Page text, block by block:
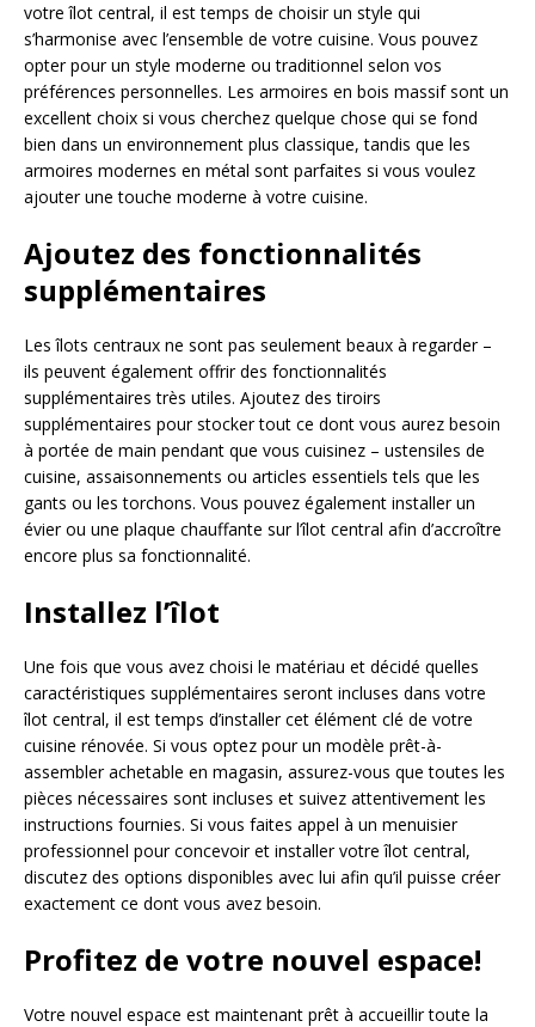
votre îlot central, il est temps de choisir un style qui
s’harmonise avec l’ensemble de votre cuisine. Vous pouvez
opter pour un style moderne ou traditionnel selon vos
préférences personnelles. Les armoires en bois massif sont un
excellent choix si vous cherchez quelque chose qui se fond
bien dans un environnement plus classique, tandis que les
armoires modernes en métal sont parfaites si vous voulez
ajouter une touche moderne à votre cuisine.
Ajoutez des fonctionnalités
supplémentaires
Les îlots centraux ne sont pas seulement beaux à regarder –
ils peuvent également offrir des fonctionnalités
supplémentaires très utiles. Ajoutez des tiroirs
supplémentaires pour stocker tout ce dont vous aurez besoin
à portée de main pendant que vous cuisinez – ustensiles de
cuisine, assaisonnements ou articles essentiels tels que les
gants ou les torchons. Vous pouvez également installer un
évier ou une plaque chauffante sur l’îlot central afin d’accroître
encore plus sa fonctionnalité.
Installez l’îlot
Une fois que vous avez choisi le matériau et décidé quelles
caractéristiques supplémentaires seront incluses dans votre
îlot central, il est temps d’installer cet élément clé de votre
cuisine rénovée. Si vous optez pour un modèle prêt-à-
assembler achetable en magasin, assurez-vous que toutes les
pièces nécessaires sont incluses et suivez attentivement les
instructions fournies. Si vous faites appel à un menuisier
professionnel pour concevoir et installer votre îlot central,
discutez des options disponibles avec lui afin qu’il puisse créer
exactement ce dont vous avez besoin.
Profitez de votre nouvel espace!
Votre nouvel espace est maintenant prêt à accueillir toute la